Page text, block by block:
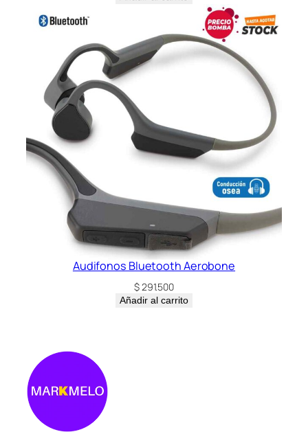
Audifonos Bluetooth Aerobone
$291.500
Añadir al carrito